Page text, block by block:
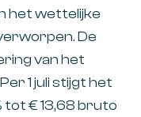
het wettelijke
De
van het
1 juli stijgt het
€ 13,68 bruto